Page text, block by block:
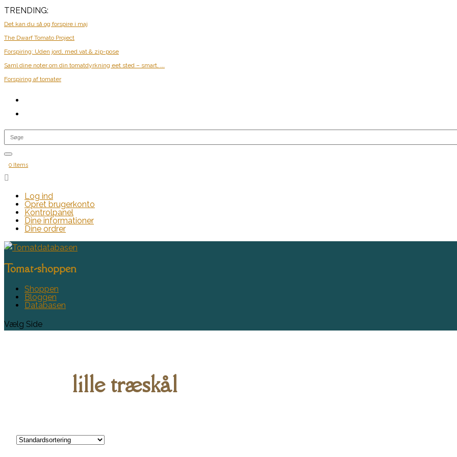
TRENDING:
Det kan du så og forspire i maj
The Dwarf Tomato Project
Forspiring: Uden jord, med vat & zip-pose
Saml dine noter om din tomatdyrkning eet sted – smart, ...
Forspiring af tomater
0 Items

Log ind
Opret brugerkonto
Kontrolpanel
Dine informationer
Dine ordrer
Tomat-shoppen
Shoppen
Bloggen
Databasen
Vælg Side
lille træskål